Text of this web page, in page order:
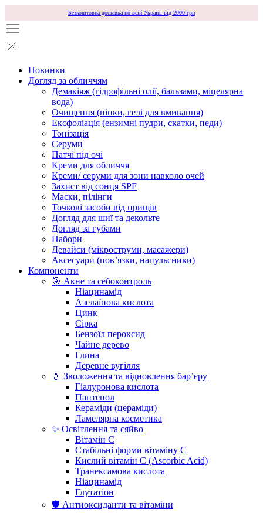
Безкоштовна доставка по всій Україні від 2000 грн
Новинки
Догляд за обличчям
Демакіяж (гідрофільні олії, бальзами, міцелярна
вода)
Очищення (пінки, гелі для вмивання)
Ексфоліація (ензимні пудри, скатки, педи)
Тонізація
Серуми
Патчі під очі
Креми для обличчя
Креми/ серуми для зони навколо очей
Захист від сонця SPF
Маски, пілінги
Точкові засоби від прищів
Догляд для шиї та декольте
Догляд за губами
Набори
Девайси (мікроструми, масажери)
Аксесуари (повʼязки, напульсники)
Компоненти
🎯 Акне та себоконтроль
Ніацинамід
Азелаїнова кислота
Цинк
Сірка
Бензоїл пероксид
Чайне дерево
Глина
Деревне вугілля
💧 Зволоження та відновлення бар’єру
Гіалуронова кислота
Пантенол
Кераміди (цераміди)
Ламелярна косметика
✨ Освітлення та сяйво
Вітамін С
Стабільні форми вітаміну С
Кислий вітамін С (Ascorbic Acid)
Транексамова кислота
Ніацинамід
Глутатіон
🛡️ Антиоксиданти та вітаміни